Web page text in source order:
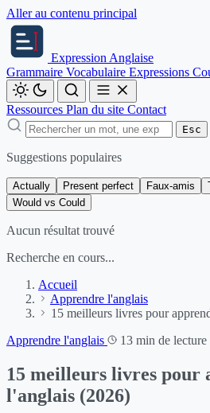
Aller au contenu principal
Expression Anglaise
Grammaire Vocabulaire Expressions
Ressources Plan du site Contact
Esc
Suggestions populaires
Actually Present perfect Faux-amis
Would vs Could
Aucun résultat trouvé
Recherche en cours...
Accueil
Apprendre l'anglais
15 meilleurs livres pour
Apprendre l'anglais
13 min de lecture
15 meilleurs livres pour
l'anglais (2026)